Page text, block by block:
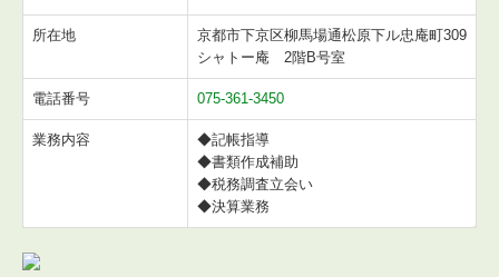
所在地
京都市下京区柳馬場通松原下ル忠庵町309
シャトー庵 2階B号室
電話番号 075-361-3450
業務内容
◆記帳指導
◆書類作成補助
◆税務調査立会い
◆決算業務